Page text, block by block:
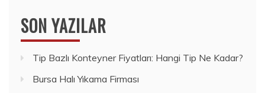
SON YAZILAR
Tip Bazlı Konteyner Fiyatları: Hangi Tip Ne Kadar?
Bursa Halı Yıkama Firması